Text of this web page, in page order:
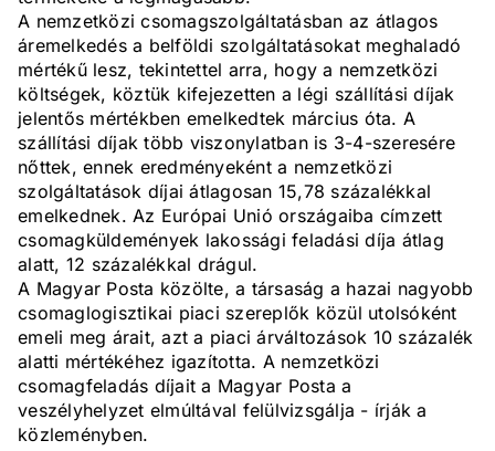
A nemzetközi csomagszolgáltatásban az átlagos
áremelkedés a belföldi szolgáltatásokat meghaladó
mértékű lesz, tekintettel arra, hogy a nemzetközi
költségek, köztük kifejezetten a légi szállítási díjak
jelentős mértékben emelkedtek március óta. A
szállítási díjak több viszonylatban is 3-4-szeresére
nőttek, ennek eredményeként a nemzetközi
szolgáltatások díjai átlagosan 15,78 százalékkal
emelkednek. Az Európai Unió országaiba címzett
csomagküldemények lakossági feladási díja átlag
alatt, 12 százalékkal drágul.
A Magyar Posta közölte, a társaság a hazai nagyobb
csomaglogisztikai piaci szereplők közül utolsóként
emeli meg árait, azt a piaci árváltozások 10 százalék
alatti mértékéhez igazította. A nemzetközi
csomagfeladás díjait a Magyar Posta a
veszélyhelyzet elmúltával felülvizsgálja - írják a
közleményben.